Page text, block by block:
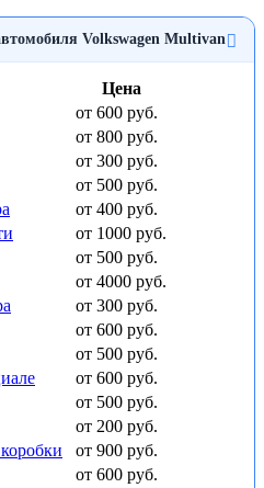
Volkswagen Multivan
Цена
от 600 руб.
от 800 руб.
от 300 руб.
от 500 руб.
от 400 руб.
от 1000 руб.
от 500 руб.
от 4000 руб.
от 300 руб.
от 600 руб.
от 500 руб.
от 600 руб.
от 500 руб.
от 200 руб.
от 900 руб.
от 600 руб.